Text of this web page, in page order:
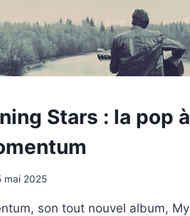
Stars : la pop à
mai 2025
son tout nouvel album, My